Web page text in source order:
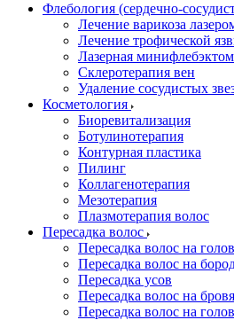
Флебология (сердечно-
Лечение варикоза
Лечение трофической
Лазерная
Cклеротерапия вен
Удаление сосудистых
Косметология
Биоревитализация
Ботулинотерапия
Контурная пластика
Пилинг
Коллагенотерапия
Мезотерапия
Плазмотерапия волос
Пересадка волос
Пересадка волос на
Пересадка волос на
Пересадка усов
Пересадка волос на
Пересадка волос на